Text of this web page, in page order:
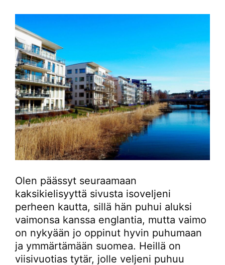
Olen päässyt seuraamaan
kaksikielisyyttä sivusta isoveljeni
perheen kautta, sillä hän puhui aluksi
vaimonsa kanssa englantia, mutta vaimo
on nykyään jo oppinut hyvin puhumaan
ja ymmärtämään suomea. Heillä on
viisivuotias tytär, jolle veljeni puhuu